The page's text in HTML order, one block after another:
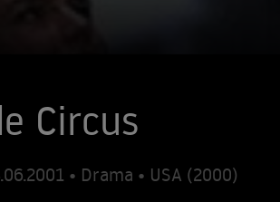
Circus
• Drama • USA (2000)